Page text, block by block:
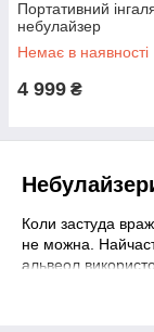
Портативний
небулайзер
Немає в наявності
4 999 ₴
Коли застуда
не можна.
альвеол